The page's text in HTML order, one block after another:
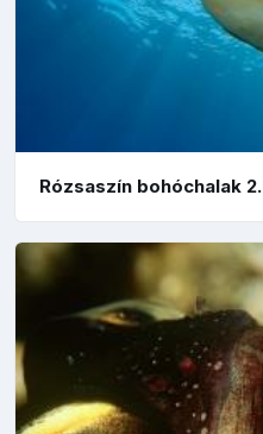
Rózsaszín bohóchalak 2.